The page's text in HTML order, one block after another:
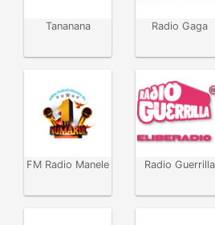
Tananana Radio Gaga
FM Radio Manele Radio Guerrilla